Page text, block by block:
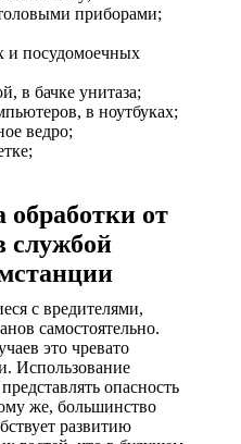
приборами;
и посудомоечных
в бачке унитаза;
в ноутбуках;
ведро;
от
службой
с вредителями,
самостоятельно.
это чревато
Использование
опасность
же, большинство
развитию